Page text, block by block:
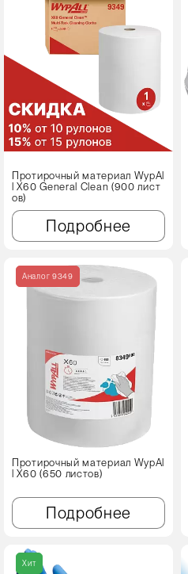
Протирочный материал WypAl
l X60 Genеral Clean (900 лист
ов)
Подробнее
Аналог 9349
Протирочный материал WypAl
l X60 (650 листов)
Подробнее
Хит